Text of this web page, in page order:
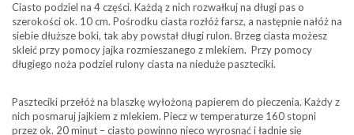
Ciasto podziel na 4 części. Każdą z nich rozwałkuj na długi pas o
szerokości ok. 10 cm. Pośrodku ciasta rozłóż farsz, a następnie nałóż na
siebie dłuższe boki, tak aby powstał długi rulon. Brzeg ciasta możesz
skleić przy pomocy jajka rozmieszanego z mlekiem. Przy pomocy
długiego noża podziel rulony ciasta na nieduże paszteciki.
Paszteciki przełóż na blaszkę wyłożoną papierem do pieczenia. Każdy z
nich posmaruj jajkiem z mlekiem. Piecz w temperaturze 160 stopni
przez ok. 20 minut – ciasto powinno nieco wyrosnąć i ładnie się